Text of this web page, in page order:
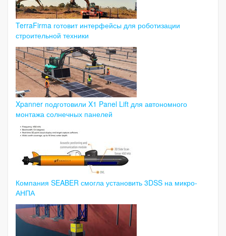
TerraFirma готовит интерфейсы для роботизации
строительной техники
Xpanner подготовили X1 Panel Lift для автономного
монтажа солнечных панелей
Компания SEABER смогла установить 3DSS на микро-
АНПА